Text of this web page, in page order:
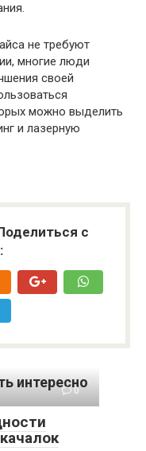
не требуют
многие люди
своей
можно выделить
и лазерную
с
интересно
0